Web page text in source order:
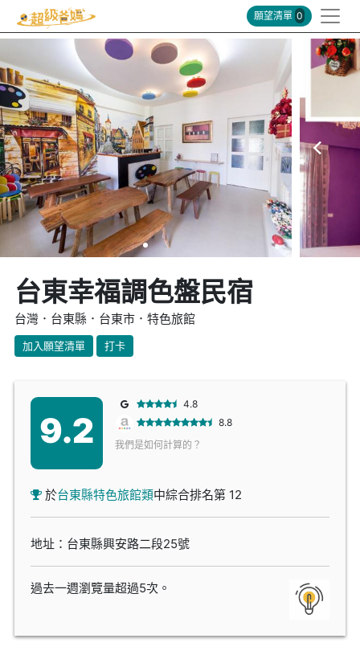
願望清單 0
台東幸福調色盤民宿
台灣．台東縣．台東市．特色旅館
加入願望清單 打卡
9.2
4.8
8.8
我們是如何計算的？
於台東縣特色旅館類中綜合排名第 12
地址：台東縣興安路二段25號
過去一週瀏覽量超過5次。